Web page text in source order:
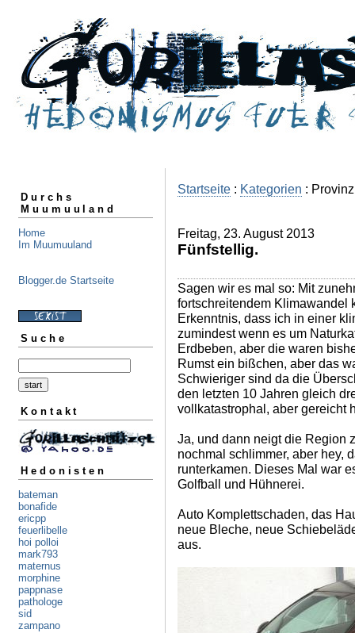
Durchs
Muumuuland
Home
Im Muumuuland
Blogger.de Startseite
Suche
Kontakt
Hedonisten
bateman
bonafide
ericpp
feuerlibelle
hoi polloi
mark793
maternus
morphine
pappnase
pathologe
sid
zampano
Startseite : Kategorien : Provinz
Freitag, 23. August 2013
Fünfstellig.
Sagen wir es mal so: Mit
fortschreitendem Klimawandel
Erkenntnis, dass ich in einer
zumindest wenn es um
Erdbeben, aber die waren
Rumst ein bißchen, aber das
Schwieriger sind da die
den letzten 10 Jahren gleich
vollkatastrophal, aber gereicht
Ja, und dann neigt die Region
nochmal schlimmer, aber hey,
runterkamen. Dieses Mal war
Golfball und Hühnerei.
Auto Komplettschaden, das
neue Bleche, neue
aus.